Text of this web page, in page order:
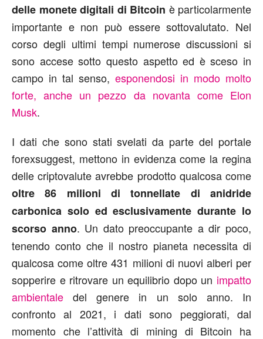
delle monete digitali di Bitcoin è particolarmente
importante e non può essere sottovalutato. Nel
corso degli ultimi tempi numerose discussioni si
sono accese sotto questo aspetto ed è sceso in
campo in tal senso, esponendosi in modo molto
forte, anche un pezzo da novanta come Elon
Musk.
I dati che sono stati svelati da parte del portale
forexsuggest, mettono in evidenza come la regina
delle criptovalute avrebbe prodotto qualcosa come
oltre 86 milioni di tonnellate di anidride
carbonica solo ed esclusivamente durante lo
scorso anno. Un dato preoccupante a dir poco,
tenendo conto che il nostro pianeta necessita di
qualcosa come oltre 431 milioni di nuovi alberi per
sopperire e ritrovare un equilibrio dopo un impatto
ambientale del genere in un solo anno. In
confronto al 2021, i dati sono peggiorati, dal
momento che l’attività di mining di Bitcoin ha